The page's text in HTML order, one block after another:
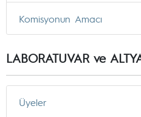
Komisyonun Amacı
LABORATUVAR ve
Üyeler